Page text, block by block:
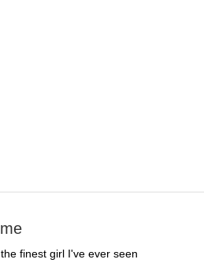
me
the finest girl I've ever seen